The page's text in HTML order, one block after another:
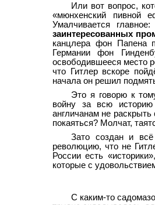
Или вот вопрос,
«мюнхенский пивной
Умалчивается главное:
заинтересованных
канцлера фон Папена
Германии фон
освободившееся место
что Гитлер вскоре
начала он решил
Это я говорю к
войну за всю
англичанам не
покаяться? Молчат,
Зато создан и
революцию, что не
России есть
которые с
С каким-то